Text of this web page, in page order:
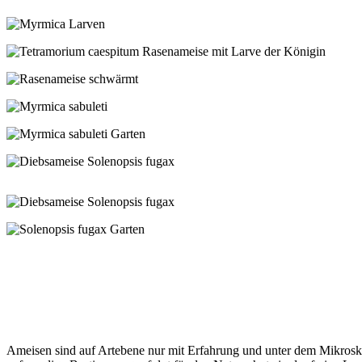
Ameisen sind auf Artebene nur mit Erfahrung und unter dem